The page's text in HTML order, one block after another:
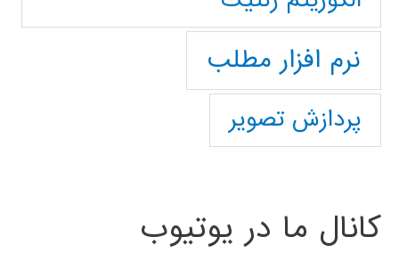
نرم افزار مطلب
پردازش تصویر
کانال ما در یوتیوب